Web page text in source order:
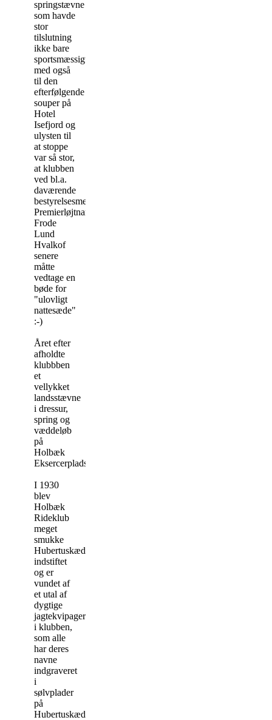
springstævne
som havde
stor
tilslutning
ikke bare
sportsmæssigt
med også
til den
efterfølgende
souper på
Hotel
Isefjord og
ulysten til
at stoppe
var så stor,
at klubben
ved bl.a.
daværende
bestyrelsesmedlem
Premierløjtnant
Frode
Lund
Hvalkof
senere
måtte
vedtage en
bøde for
"ulovligt
nattesæde"
:-)
Året efter
afholdte
klubbben
et
vellykket
landsstævne
i dressur,
spring og
væddeløb
på
Holbæk
Eksercerplads.
I 1930
blev
Holbæk
Rideklub
meget
smukke
Hubertuskæde
indstiftet
og er
vundet af
et utal af
dygtige
jagtekvipager
i klubben,
som alle
har deres
navne
indgraveret
i
sølvplader
på
Hubertuskæden.